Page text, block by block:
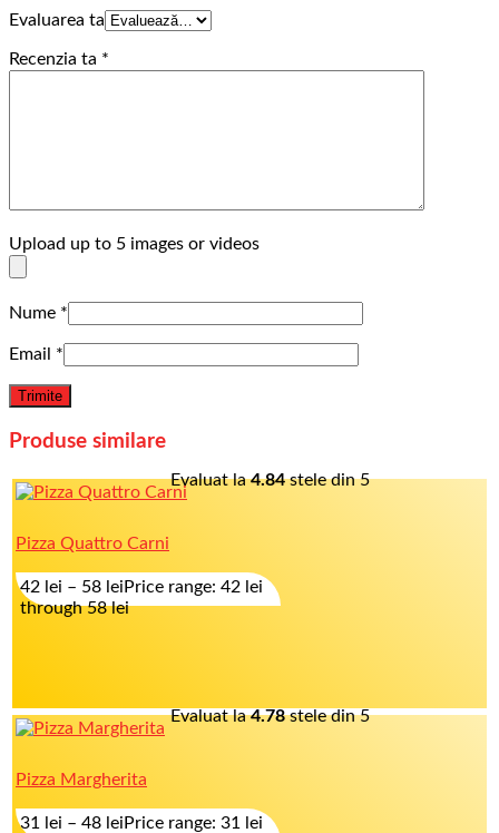
Evaluarea ta
Recenzia ta *
Upload up to 5 images or videos
Nume *
Email *
Produse similare
Pizza Quattro Carni
Evaluat la4.84stele din 5
42 lei – 58 lei Price range: 42 lei
through 58 lei
Pizza Margherita
Evaluat la4.78stele din 5
31 lei – 48 lei Price range: 31 lei